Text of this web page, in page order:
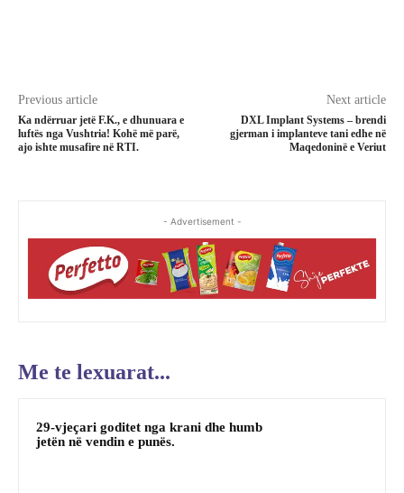
Previous article
Ka ndërruar jetë F.K., e dhunuara e
luftës nga Vushtria! Kohë më parë,
ajo ishte musafire në RTI.
Next article
DXL Implant Systems – brendi
gjerman i implanteve tani edhe në
Maqedoninë e Veriut
- Advertisement -
Me te lexuarat...
29-vjeçari goditet nga krani dhe humb
jetën në vendin e punës.